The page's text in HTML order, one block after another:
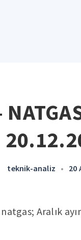
teknik-analiz • 20
Aralık